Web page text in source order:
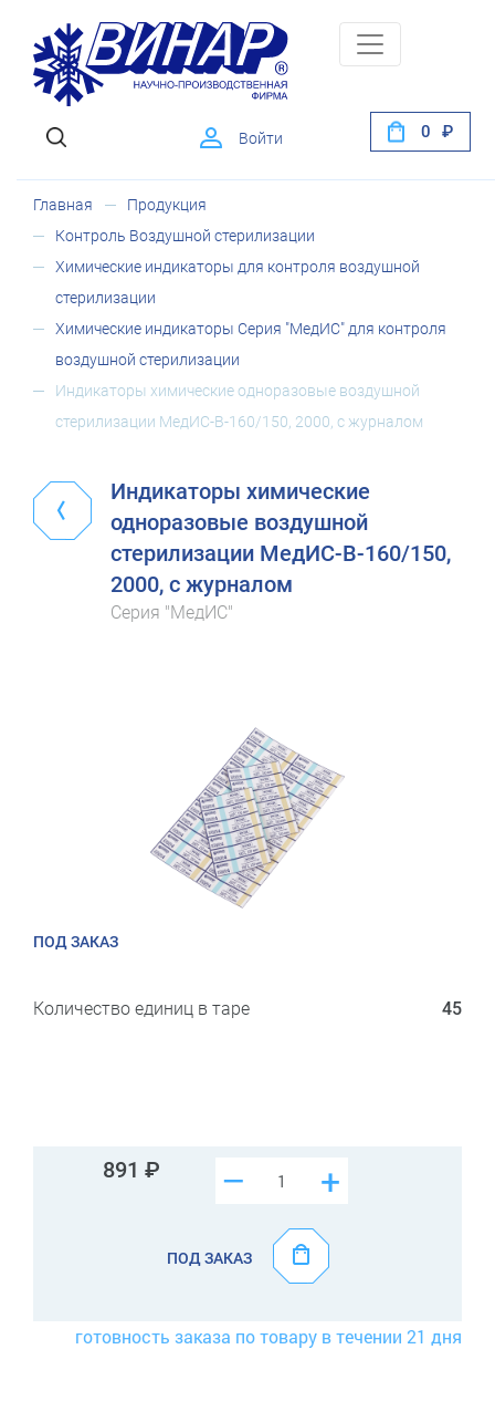
Войти 0
Главная
Продукция
Контроль Воздушной стерилизации
Химические индикаторы для контроля воздушной
стерилизации
Химические индикаторы Серия "МедИС" для контроля
воздушной стерилизации
Индикаторы химические одноразовые воздушной
стерилизации МедИС-В-160/150, 2000, с журналом
Индикаторы химические
одноразовые воздушной
стерилизации МедИС-В-160/150,
2000, с журналом
Серия "МедИС"
ПОД ЗАКАЗ
Количество единиц в таре 45
891 +
–
ПОД ЗАКАЗ
готовность заказа по товару в течении 21 дня